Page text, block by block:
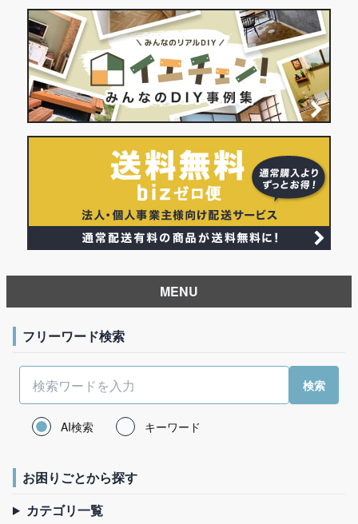
MENU
フリーワード検索
AI検索 キーワード
お困りごとから探す
カテゴリ一覧